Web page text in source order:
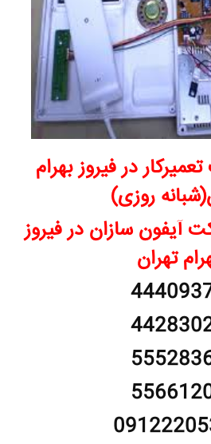
در فیروز بهرام
روزی)
آیفون سازان در فیروز
تهران